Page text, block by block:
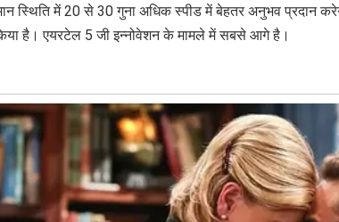
स्थिति में 20 से 30 गुना अधिक स्पीड में बेहतर अनुभव प्रदान
है। एयरटेल 5 जी इन्नोवेशन के मामले में सबसे आगे है।